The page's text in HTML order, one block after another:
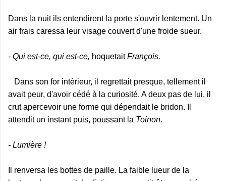
Dans la nuit ils entendirent la porte s'ouvrir lentement. Un
air frais caressa leur visage couvert d'une froide sueur.
- Qui est-ce, qui est-ce, hoquetaitFrançois.
Dans son for intérieur, il regrettait presque, tellement il
avait peur, d'avoir cédé à la curiosité. A deux pas de lui, il
crut apercevoir une forme qui dépendait le bridon. Il
attendit un instant puis, poussant la Toinon.
- Lumière !
Il renversa les bottes de paille. La faible lueur de la